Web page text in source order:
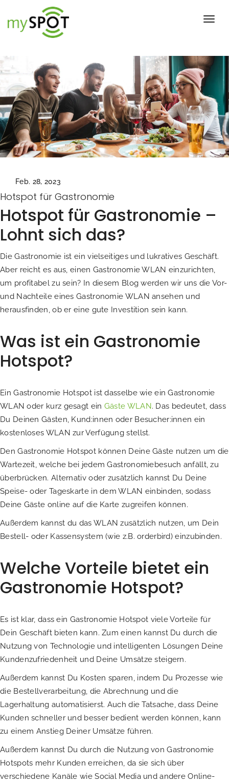
Feb. 28, 2023
Hotspot für Gastronomie
Hotspot für Gastronomie –
Lohnt sich das?
Die Gastronomie ist ein vielseitiges und lukratives Geschäft.
Aber reicht es aus, einen Gastronomie WLAN einzurichten,
um profitabel zu sein? In diesem Blog werden wir uns die Vor-
und Nachteile eines Gastronomie WLAN ansehen und
herausfinden, ob er eine gute Investition sein kann.
Was ist ein Gastronomie
Hotspot?
Ein Gastronomie Hotspot ist dasselbe wie ein Gastronomie
WLAN oder kurz gesagt ein Gäste WLAN. Das bedeutet, dass
Du Deinen Gästen, Kund:innen oder Besucher:innen ein
kostenloses WLAN zur Verfügung stellst.
Den Gastronomie Hotspot können Deine Gäste nutzen um die
Wartezeit, welche bei jedem Gastronomiebesuch anfällt, zu
überbrücken. Alternativ oder zusätzlich kannst Du Deine
Speise- oder Tageskarte in dem WLAN einbinden, sodass
Deine Gäste online auf die Karte zugreifen können.
Außerdem kannst du das WLAN zusätzlich nutzen, um Dein
Bestell- oder Kassensystem (wie z.B. orderbird) einzubinden.
Welche Vorteile bietet ein
Gastronomie Hotspot?
Es ist klar, dass ein Gastronomie Hotspot viele Vorteile für
Dein Geschäft bieten kann. Zum einen kannst Du durch die
Nutzung von Technologie und intelligenten Lösungen Deine
Kundenzufriedenheit und Deine Umsätze steigern.
Außerdem kannst Du Kosten sparen, indem Du Prozesse wie
die Bestellverarbeitung, die Abrechnung und die
Lagerhaltung automatisierst. Auch die Tatsache, dass Deine
Kunden schneller und besser bedient werden können, kann
zu einem Anstieg Deiner Umsätze führen.
Außerdem kannst Du durch die Nutzung von Gastronomie
Hotspots mehr Kunden erreichen, da sie sich über
verschiedene Kanäle wie Social Media und andere Online-